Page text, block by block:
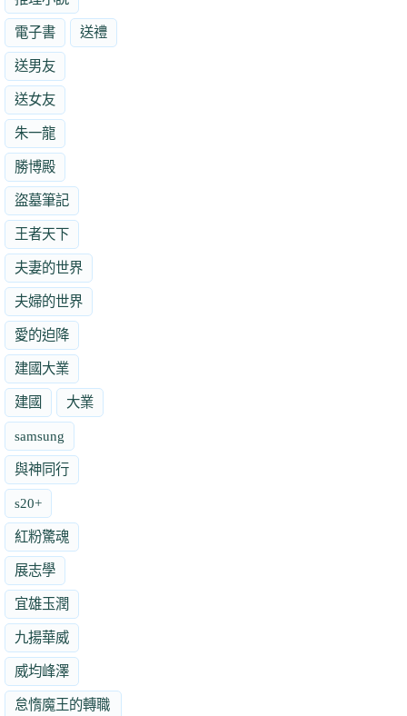
電子書 送禮
送男友
送女友
朱一龍
勝博殿
盜墓筆記
王者天下
夫妻的世界
夫婦的世界
愛的迫降
建國大業
建國 大業
samsung
與神同行
s20+
紅粉驚魂
展志學
宜雄玉潤
九揚華威
威均峰澤
怠惰魔王的轉職